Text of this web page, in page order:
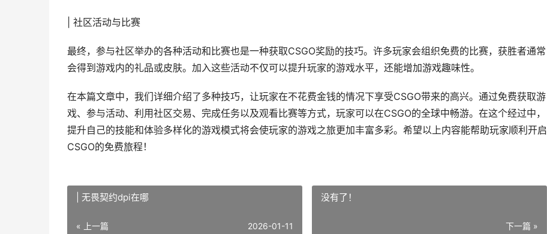
| 社区活动与比赛
最终，参与社区举办的各种活动和比赛也是一种获取CSGO奖励的技巧。许多玩家会组织免费的比赛，获胜者通常
会得到游戏内的礼品或皮肤。加入这些活动不仅可以提升玩家的游戏水平，还能增加游戏趣味性。
在本篇文章中，我们详细介绍了多种技巧，让玩家在不花费金钱的情况下享受CSGO带来的高兴。通过免费获取游
戏、参与活动、利用社区交易、完成任务以及观看比赛等方式，玩家可以在CSGO的全球中畅游。在这个经过中，
提升自己的技能和体验多样化的游戏模式将会使玩家的游戏之旅更加丰富多彩。希望以上内容能帮助玩家顺利开启
CSGO的免费旅程！
| 无畏契约dpi在哪
« 上一篇 2026-01-11
没有了！
下一篇 »